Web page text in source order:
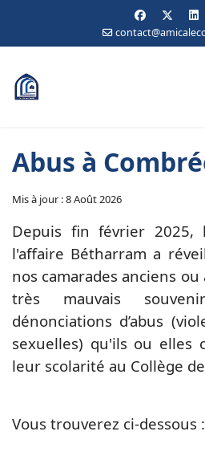
Abus à
Mis à jour : 8 Août 2026
Depuis fin février 2025,
l'affaire Bétharram a
nos camarades anciens
très mauvais
dénonciations d’abus
sexuelles) qu'ils ou
leur scolarité au Collège
Vous trouverez ci-dessous :